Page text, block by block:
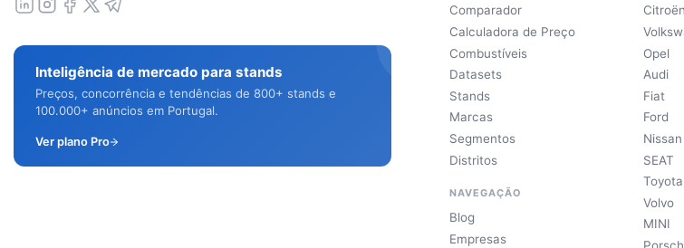
Inteligência de mercado para stands
Preços, concorrência e tendências de 800+ stands e
100.000+ anúncios em Portugal.
Ver plano Pro
Comparador
Calculadora de Preço
Combustíveis
Datasets
Stands
Marcas
Segmentos
Distritos
NAVEGAÇÃO
Blog
Empresas
Citroën
Opel
Audi
Fiat
Ford
Nissan
SEAT
Toyota
Volvo
MINI